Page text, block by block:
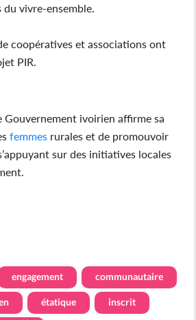
du vivre-ensemble.
coopératives et associations ont
PIR.
Gouvernement ivoirien affirme sa
femmes rurales et de promouvoir
sur des initiatives locales
engagement communautaire
étatique inscrit